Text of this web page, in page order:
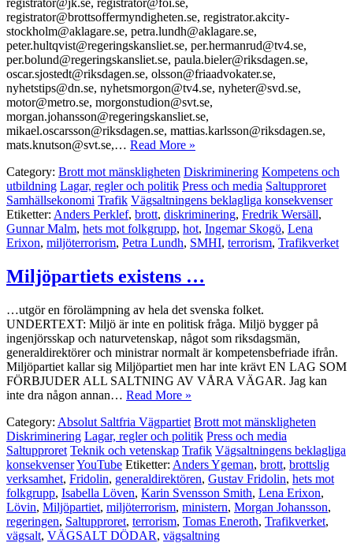
registrator@brottsoffermyndigheten.se, registrator.akcity-
stockholm@aklagare.se, petra.lundh@aklagare.se,
peter.hultqvist@regeringskansliet.se, per.hermanrud@tv4.se,
per.bolund@regeringskansliet.se, paula.bieler@riksdagen.se,
oscar.sjostedt@riksdagen.se, olsson@friaadvokater.se,
nyhetstips@dn.se, nyhetsmorgon@tv4.se, nyheter@svd.se,
motor@metro.se, morgonstudion@svt.se,
morgan.johansson@regeringskansliet.se,
mikael.oscarsson@riksdagen.se, mattias.karlsson@riksdagen.se,
mats.knutson@svt.se,… Read More »
Category: Brott mot mänskligheten Diskriminering Kompetens och
utbildning Lagar, regler och politik Press och media Saltupproret
Samhällsekonomi Trafik Vägsaltningens beklagliga konsekvenser
Etiketter: Anders Perklef, brott, diskriminering, Fredrik Wersäll,
Gunnar Malm, hets mot folkgrupp, hot, Ingemar Skogö, Lena
Erixon, miljöterrorism, Petra Lundh, SMHI, terrorism, Trafikverket
Miljöpartiets existens …
…utgör en förolämpning av hela det svenska folket.
UNDERTEXT: Miljö är inte en politisk fråga. Miljö bygger på
ingenjörsskap och naturvetenskap, något som riksdagsmän,
generaldirektörer och ministrar normalt är kompetensbefriade ifrån.
Miljöpartiet kallar sig Miljöpartiet men har inte krävt EN LAG SOM
FÖRBJUDER ALL SALTNING AV VÅRA VÄGAR. Jag kan
inte dra någon annan… Read More »
Category: Absolut Saltfria Vägpartiet Brott mot mänskligheten
Diskriminering Lagar, regler och politik Press och media
Saltupproret Teknik och vetenskap Trafik Vägsaltningens beklagliga
konsekvenserYouTube Etiketter: Anders Ygeman, brott, brottslig
verksamhet, Fridolin, generaldirektören, Gustav Fridolin, hets mot
folkgrupp, Isabella Löven, Karin Svensson Smith, Lena Erixon,
Lövin, Miljöpartiet, miljöterrorism, ministern, Morgan Johansson,
regeringen, Saltupproret, terrorism, Tomas Eneroth, Trafikverket,
vägsalt, VÄGSALT DÖDAR, vägsaltning